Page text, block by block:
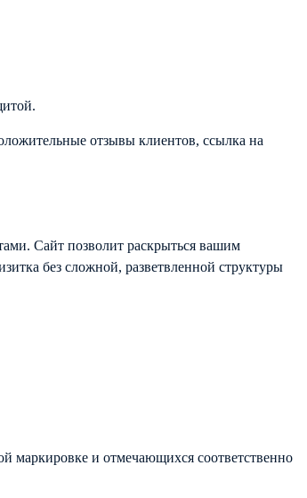
отзывы клиентов, ссылка на
Сайт позволит раскрыться вашим
без сложной, разветвленной структуры
маркировке и отмечающихся соответственно